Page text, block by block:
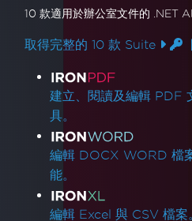
10 款適用於辦公室文件的 .NET
取得完整的 10 款 Suite
產品連結
建立、閱讀及編輯 PDF
具。
編輯 DOCX WORD 檔
能。
編輯 Excel 與 CSV 檔